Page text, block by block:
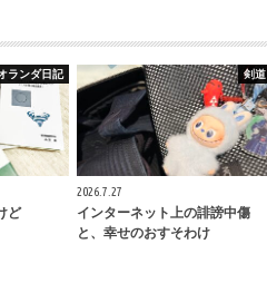
ランダ日記
ど
剣道
2026.7.27
インターネット上の誹謗中傷
と、幸せのおすそわけ